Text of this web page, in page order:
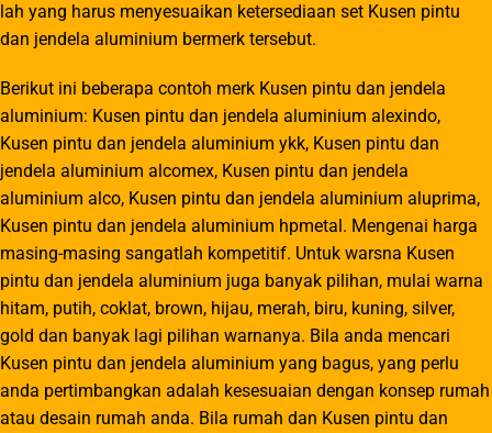
lah yang harus menyesuaikan ketersediaan set Kusen pintu
dan jendela aluminium bermerk tersebut.
Berikut ini beberapa contoh merk Kusen pintu dan jendela
aluminium: Kusen pintu dan jendela aluminium alexindo,
Kusen pintu dan jendela aluminium ykk, Kusen pintu dan
jendela aluminium alcomex, Kusen pintu dan jendela
aluminium alco, Kusen pintu dan jendela aluminium aluprima,
Kusen pintu dan jendela aluminium hpmetal. Mengenai harga
masing-masing sangatlah kompetitif. Untuk warsna Kusen
pintu dan jendela aluminium juga banyak pilihan, mulai warna
hitam, putih, coklat, brown, hijau, merah, biru, kuning, silver,
gold dan banyak lagi pilihan warnanya. Bila anda mencari
Kusen pintu dan jendela aluminium yang bagus, yang perlu
anda pertimbangkan adalah kesesuaian dengan konsep rumah
atau desain rumah anda. Bila rumah dan Kusen pintu dan